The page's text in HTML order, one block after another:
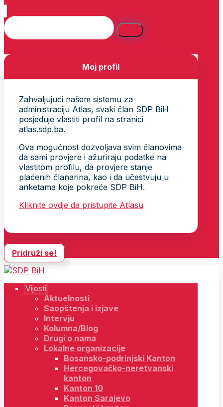
Moj profil
Zahvaljujući našem sistemu za
administraciju Atlas, svaki član SDP BiH
posjeduje vlastiti profil na stranici
atlas.sdp.ba.
Ova mogućnost dozvoljava svim članovima
da sami provjere i ažuriraju podatke na
vlastitom profilu, da provjere stanje
plaćenih članarina, kao i da učestvuju u
anketama koje pokreće SDP BiH.
Kliknite ovdje da pristupite Atlasu
Pridruži se!
Vijesti
Aktuelnosti
Saopštenja i izjave
Intervju
Kolumna/Blog
Drugi o nama
Lokalne organizacije
Bosansko-podrinjski Kanton
Hercegovačko-neretvanski
kanton
Kanton 10
Kanton Sarajevo